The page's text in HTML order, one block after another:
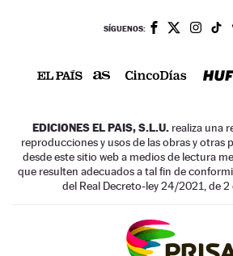
SÍGUENOS:
EDICIONES EL PAIS, S.L.U. realiza una
reproducciones y usos de las obras y otras
desde este sitio web a medios de lectura
que resulten adecuados a tal fin de
del Real Decreto-ley 24/2021, de 2